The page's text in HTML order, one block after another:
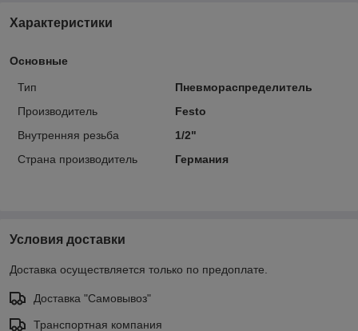
Характеристики
Основные
Тип
Пневмораспределитель
Производитель
Festo
Внутренняя резьба
1/2"
Страна производитель
Германия
Условия доставки
Доставка осуществляется только по предоплате.
Доставка "Самовывоз"
Транспортная компания